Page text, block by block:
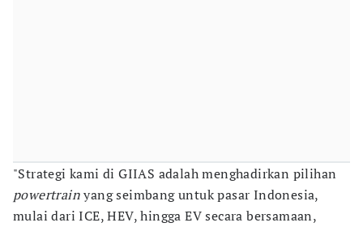
"Strategi kami di GIIAS adalah menghadirkan pilihan
powertrainyang seimbang untuk pasar Indonesia,
mulai dari ICE, HEV, hingga EV secara bersamaan,